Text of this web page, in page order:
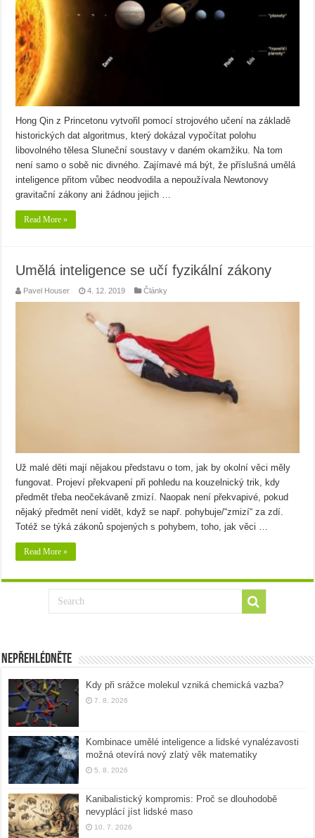
Hong Qin z Princetonu vytvořil pomocí strojového učení na základě
historických dat algoritmus, který dokázal vypočítat polohu
libovolného tělesa Sluneční soustavy v daném okamžiku. Na tom
není samo o sobě nic divného. Zajímavé má být, že příslušná umělá
inteligence přitom vůbec neodvodila a nepoužívala Newtonovy
gravitační zákony ani žádnou jejich …
Read More »
Umělá inteligence se učí fyzikální zákony
Pavel Houser 4. 12. 2019 Články
Už malé děti mají nějakou představu o tom, jak by okolní věci měly
fungovat. Projeví překvapení při pohledu na kouzelnický trik, kdy
předmět třeba neočekávaně zmizí. Naopak není překvapivé, pokud
nějaký předmět není vidět, když se např. pohybuje/“zmizí“ za zdí.
Totéž se týká zákonů spojených s pohybem, toho, jak věci …
Read More »
Nepřehlédněte
Kdy při srážce molekul vzniká chemická vazba?
7. 8. 2026
Kombinace umělé inteligence a lidské vynalézavosti
možná otevírá nový zlatý věk matematiky
5. 8. 2026
Kanibalistický kompromis: Proč se dlouhodobě
nevyplácí jíst lidské maso
10. 7. 2026